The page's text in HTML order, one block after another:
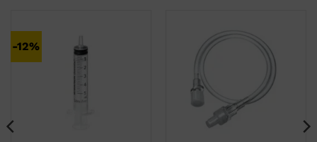
-12%